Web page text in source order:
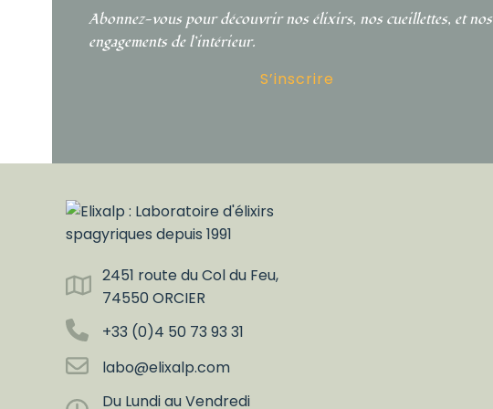
Abonnez-vous pour découvrir nos élixirs, nos cueillettes, et nos
engagements de l’intérieur.
S’inscrire
2451 route du Col du Feu,
74550 ORCIER
+33 (0)4 50 73 93 31
labo@elixalp.com
Du Lundi au Vendredi